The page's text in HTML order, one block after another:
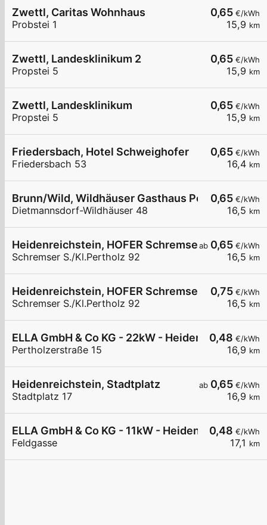
0,65 €/kWh
15,9 km
Zwettl, Caritas Wohnhaus
Probstei 1
0,65 €/kWh
15,9 km
Zwettl, Landesklinikum 2
Propstei 5
0,65 €/kWh
15,9 km
Zwettl, Landesklinikum
Propstei 5
0,65 €/kWh
16,4 km
Friedersbach, Hotel Schweighofer
Friedersbach 53
0,65 €/kWh
16,5 km
Brunn/Wild, Wildhäuser Gasthaus Powisch
Dietmannsdorf-Wildhäuser 48
ab 0,65 €/kWh
16,5 km
Heidenreichstein, HOFER Schremser Str.
Schremser S./Kl.Pertholz 92
0,75 €/kWh
16,5 km
Heidenreichstein, HOFER Schremser Str.
Schremser S./Kl.Pertholz 92
0,48 €/kWh
16,9 km
ELLA GmbH & Co KG - 22kW - Heidenreichstein -
Pertholzerstraße 15
ab 0,65 €/kWh
16,9 km
Heidenreichstein, Stadtplatz
Stadtplatz 17
0,48 €/kWh
17,1 km
ELLA GmbH & Co KG - 11kW - Heidenreichstein -
Feldgasse